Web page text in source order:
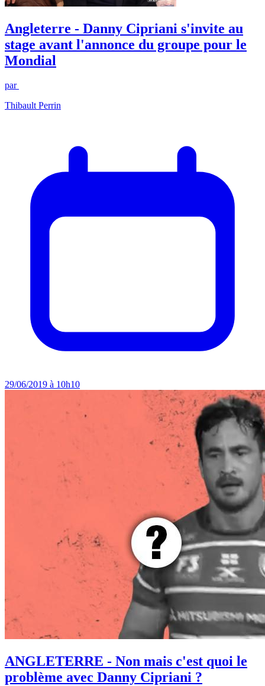
Angleterre - Danny Cipriani s'invite au
stage avant l'annonce du groupe pour le
Mondial
par
Thibault Perrin
29/06/2019 à 10h10
ANGLETERRE - Non mais c'est quoi le
problème avec Danny Cipriani ?